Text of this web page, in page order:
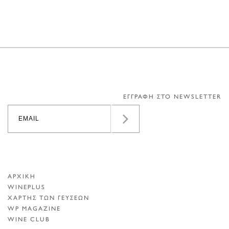
ΕΓΓΡΑΦΗ ΣΤΟ NEWSLETTER
ΑΡΧΙΚΗ
WINEPLUS
ΧΑΡΤΗΣ ΤΩΝ ΓΕΥΣΕΩΝ
WP MAGAZINE
WINE CLUB